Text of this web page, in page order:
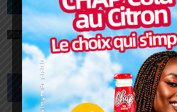
TAGS CAF FEATURED INTERCLUBS